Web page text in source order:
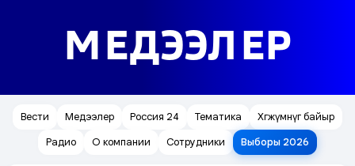
МЕДЭЭЛЕР
Вести Медээлер Россия 24 Тематика
Хөгжүмнүг байыр
Радио
О компании Сотрудники Выборы 2026